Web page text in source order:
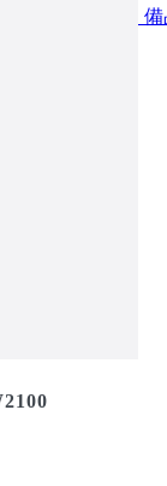
アクセサリー・